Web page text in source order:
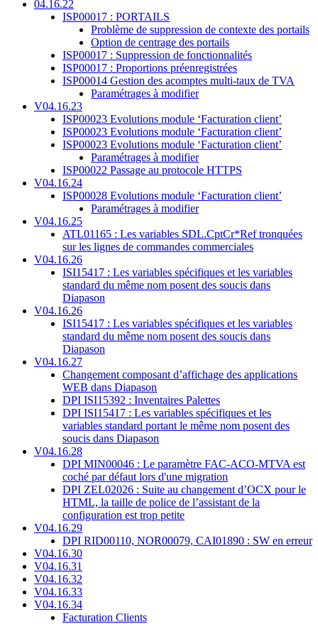
04.16.22
ISP00017 : PORTAILS
Problème de suppression de contexte des portails
Option de centrage des portails
ISP00017 : Suppression de fonctionnalités
ISP00017 : Proportions préenregistrées
ISP00014 Gestion des acomptes multi-taux de TVA
Paramétrages à modifier
V04.16.23
ISP00023 Evolutions module ‘Facturation client’
ISP00023 Evolutions module ‘Facturation client’
ISP00023 Evolutions module ‘Facturation client’
Paramétrages à modifier
ISP00022 Passage au protocole HTTPS
V04.16.24
ISP00028 Evolutions module ‘Facturation client’
Paramétrages à modifier
V04.16.25
ATL01165 : Les variables SDL.CptCr*Ref tronquées
sur les lignes de commandes commerciales
V04.16.26
ISI15417 : Les variables spécifiques et les variables
standard du même nom posent des soucis dans
Diapason
V04.16.26
ISI15417 : Les variables spécifiques et les variables
standard du même nom posent des soucis dans
Diapason
V04.16.27
Changement composant d’affichage des applications
WEB dans Diapason
DPI ISI15392 : Inventaires Palettes
DPI ISI15417 : Les variables spécifiques et les
variables standard portant le même nom posent des
soucis dans Diapason
V04.16.28
DPI MIN00046 : Le paramètre FAC-ACO-MTVA est
coché par défaut lors d'une migration
DPI ZEL02026 : Suite au changement d’OCX pour le
HTML, la taille de police de l’assistant de la
configuration est trop petite
V04.16.29
DPI RID00110, NOR00079, CAI01890 : SW en erreur
V04.16.30
V04.16.31
V04.16.32
V04.16.33
V04.16.34
Facturation Clients